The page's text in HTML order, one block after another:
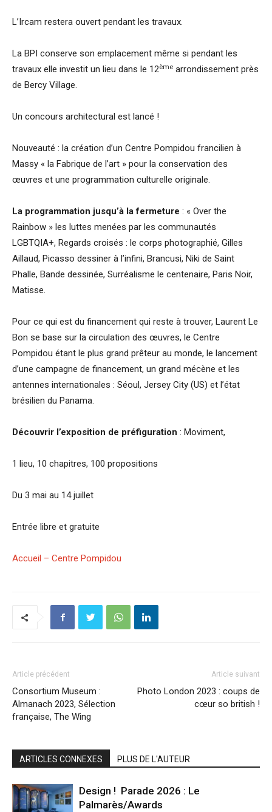
L’Ircam restera ouvert pendant les travaux.
La BPI conserve son emplacement même si pendant les
travaux elle investit un lieu dans le 12ème arrondissement près
de Bercy Village.
Un concours architectural est lancé !
Nouveauté : la création d’un Centre Pompidou francilien à
Massy « la Fabrique de l’art » pour la conservation des
œuvres et une programmation culturelle originale.
La programmation jusqu’à la fermeture : « Over the
Rainbow » les luttes menées par les communautés
LGBTQIA+, Regards croisés : le corps photographié, Gilles
Aillaud, Picasso dessiner à l’infini, Brancusi, Niki de Saint
Phalle, Bande dessinée, Surréalisme le centenaire, Paris Noir,
Matisse.
Pour ce qui est du financement qui reste à trouver, Laurent Le
Bon se base sur la circulation des œuvres, le Centre
Pompidou étant le plus grand prêteur au monde, le lancement
d’une campagne de financement, un grand mécène et les
antennes internationales : Séoul, Jersey City (US) et l’état
brésilien du Panama.
Découvrir l’exposition de préfiguration : Moviment,
1 lieu, 10 chapitres, 100 propositions
Du 3 mai au 14 juillet
Entrée libre et gratuite
Accueil – Centre Pompidou
Article précédent
Consortium Museum :
Almanach 2023, Sélection
française, The Wing
Article suivant
Photo London 2023 : coups de
cœur so british !
ARTICLES CONNEXES PLUS DE L'AUTEUR
Design ! Parade 2026 : Le
Palmarès/Awards